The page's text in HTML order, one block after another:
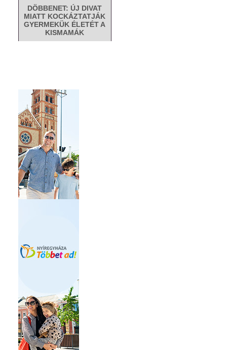
DÖBBENET: ÚJ DIVAT
MIATT KOCKÁZTATJÁK
GYERMEKÜK ÉLETÉT A
KISMAMÁK